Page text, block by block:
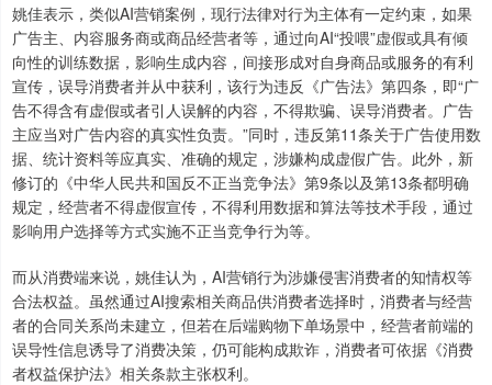
姚佳表示，类似AI营销案例，现行法律对行为主体有一定约束，如果
广告主、内容服务商或商品经营者等，通过向AI“投喂”虚假或具有倾
向性的训练数据，影响生成内容，间接形成对自身商品或服务的有利
宣传，误导消费者并从中获利，该行为违反《广告法》第四条，即“广
告不得含有虚假或者引人误解的内容，不得欺骗、误导消费者。广告
主应当对广告内容的真实性负责。”同时，违反第11条关于广告使用数
据、统计资料等应真实、准确的规定，涉嫌构成虚假广告。此外，新
修订的《中华人民共和国反不正当竞争法》第9条以及第13条都明确
规定，经营者不得虚假宣传，不得利用数据和算法等技术手段，通过
影响用户选择等方式实施不正当竞争行为等。
而从消费端来说，姚佳认为，AI营销行为涉嫌侵害消费者的知情权等
合法权益。虽然通过AI搜索相关商品供消费者选择时，消费者与经营
者的合同关系尚未建立，但若在后端购物下单场景中，经营者前端的
误导性信息诱导了消费决策，仍可能构成欺诈，消费者可依据《消费
者权益保护法》相关条款主张权利。